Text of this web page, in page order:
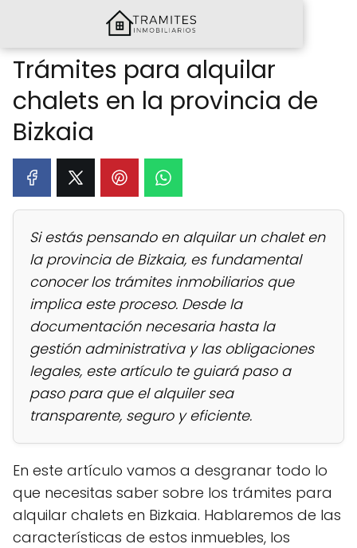
Trámites para alquilar
chalets en la provincia de
Bizkaia
Si estás pensando en alquilar un chalet en
la provincia de Bizkaia, es fundamental
conocer los trámites inmobiliarios que
implica este proceso. Desde la
documentación necesaria hasta la
gestión administrativa y las obligaciones
legales, este artículo te guiará paso a
paso para que el alquiler sea
transparente, seguro y eficiente.
En este artículo vamos a desgranar todo lo
que necesitas saber sobre los trámites para
alquilar chalets en Bizkaia. Hablaremos de las
características de estos inmuebles, los